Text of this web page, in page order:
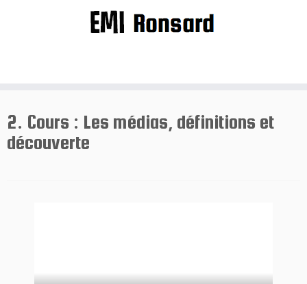
2. Cours : Les médias, définitions et
découverte